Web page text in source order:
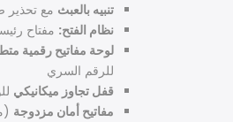
تنبيه بالعبث مع تحذير
نظام الفتح: مفتاح
لوحة مفاتيح رقمية
للرقم السري
قفل تجاوز ميكانيكي
مفاتيح أمان مزدوجة